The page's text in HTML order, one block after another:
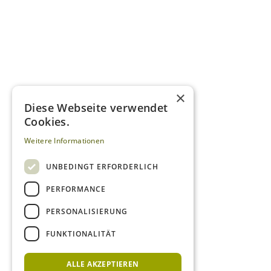
×
Diese Webseite verwendet
Cookies.
Weitere Informationen
UNBEDINGT ERFORDERLICH
PERFORMANCE
PERSONALISIERUNG
FUNKTIONALITÄT
ALLE AKZEPTIEREN